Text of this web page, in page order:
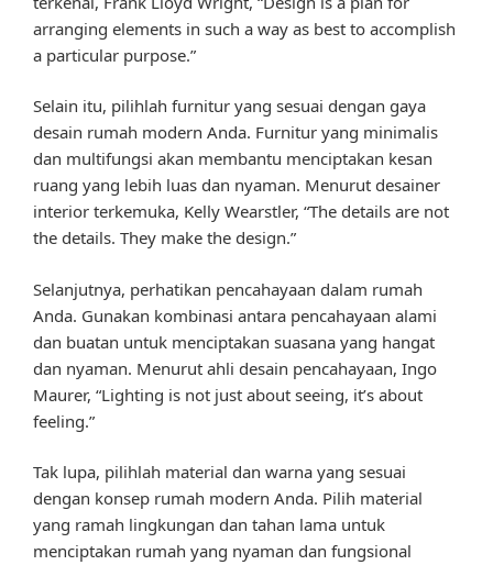
arranging elements in such a way as best to accomplish
a particular purpose.”
Selain itu, pilihlah furnitur yang sesuai dengan gaya
desain rumah modern Anda. Furnitur yang minimalis
dan multifungsi akan membantu menciptakan kesan
ruang yang lebih luas dan nyaman. Menurut desainer
interior terkemuka, Kelly Wearstler, “The details are not
the details. They make the design.”
Selanjutnya, perhatikan pencahayaan dalam rumah
Anda. Gunakan kombinasi antara pencahayaan alami
dan buatan untuk menciptakan suasana yang hangat
dan nyaman. Menurut ahli desain pencahayaan, Ingo
Maurer, “Lighting is not just about seeing, it’s about
feeling.”
Tak lupa, pilihlah material dan warna yang sesuai
dengan konsep rumah modern Anda. Pilih material
yang ramah lingkungan dan tahan lama untuk
menciptakan rumah yang nyaman dan fungsional